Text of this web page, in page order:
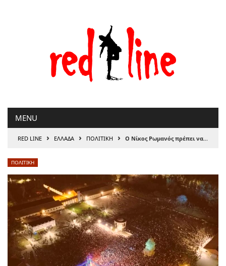
MENU
RED LINE › ΕΛΛΑΔΑ › ΠΟΛΙΤΙΚΗ › Ο Νίκος Ρωμανός πρέπει να αφεθεί ελεύθερος
ΠΟΛΙΤΙΚΗ